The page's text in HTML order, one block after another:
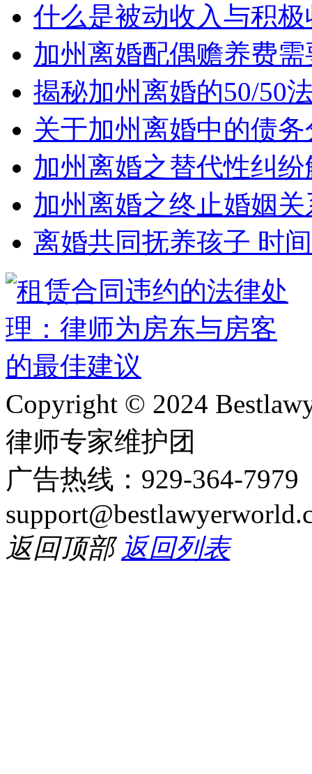
什么是被动收入与积
加州离婚配偶赡养费
揭秘加州离婚的50/50
关于加州离婚中的债
加州离婚之替代性纠
加州离婚之终止婚姻关
离婚共同抚养孩子 时
Copyright © 2024
律师专家维护团
广告热线：929-364-
返回顶部 返回列表